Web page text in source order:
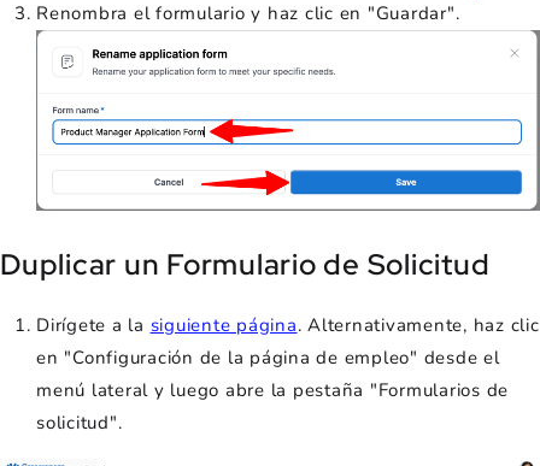
Renombra el formulario y haz clic en "Guardar".
Duplicar un Formulario de Solicitud
Dirígete a la siguiente página. Alternativamente, haz clic
en "Configuración de la página de empleo" desde el
menú lateral y luego abre la pestaña "Formularios de
solicitud".